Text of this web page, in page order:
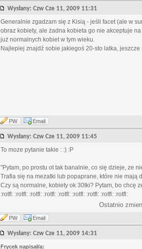
Wysłany: Czw Cze 11, 2009 11:31
Generalnie zgadzam się z Kisią - jeśli facet (ale w
obraz kobiety, ale żadna kobieta go nie akceptuje
już normalnych kobiet w tym wieku.
Najlepiej znajdź sobie jakiegoś 20-sto latka,
PW Email
Wysłany: Czw Cze 11, 2009 11:45
To moze pytanie takie : :) :P
"Pytam, po prostu ot tak banalnie, co się dzieje, ze
Trafia się na mezatki lub popaprane, które nie mają
Czy są normalne, kobiety ok 30tki? Pytam, bo chcę
:rotfl: :rotfl: :rotfl: :rotfl: :rotfl: :rotfl: :rotfl: :rotfl: :rotfl:
Ostatnio
PW Email
Wysłany: Czw Cze 11, 2009 14:31
Frycek napisał/a: